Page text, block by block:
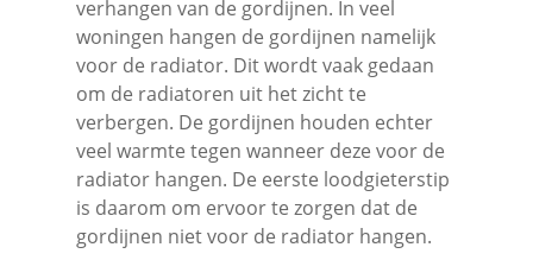
verhangen van de gordijnen. In veel
woningen hangen de gordijnen namelijk
voor de radiator. Dit wordt vaak gedaan
om de radiatoren uit het zicht te
verbergen. De gordijnen houden echter
veel warmte tegen wanneer deze voor de
radiator hangen. De eerste loodgieterstip
is daarom om ervoor te zorgen dat de
gordijnen niet voor de radiator hangen.